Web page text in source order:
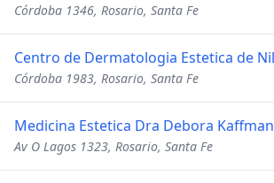
Córdoba 1346, Rosario, Santa Fe
Córdoba 1983, Rosario, Santa Fe
Medicina Estetica Dra Debora Kaffman
Av O Lagos 1323, Rosario, Santa Fe